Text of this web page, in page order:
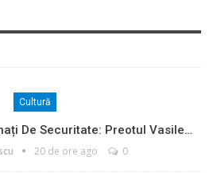
Cultură
De Securitate: Preotul Vasile…
20 de ore ago 0